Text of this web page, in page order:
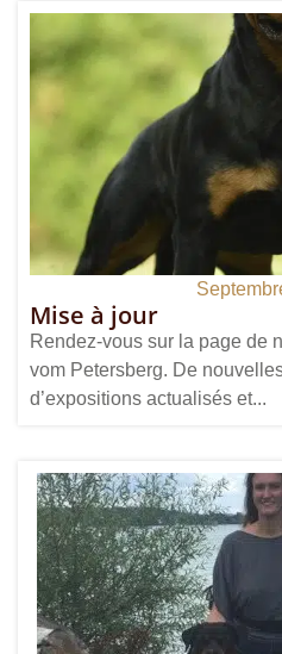
Mise à jour
Rendez-vous sur la page de
vom Petersberg. De
d’expositions actualisés et...